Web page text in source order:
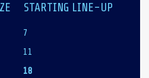
STARTING LINE-UP
7
11
18